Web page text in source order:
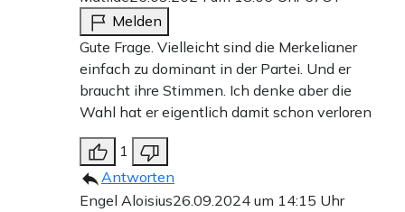
Melden
Gute Frage. Vielleicht sind die Merkelianer
einfach zu dominant in der Partei. Und er
braucht ihre Stimmen. Ich denke aber die
Wahl hat er eigentlich damit schon verloren
1
Antworten
Engel Aloisius26.09.2024 um 14:15 Uhr